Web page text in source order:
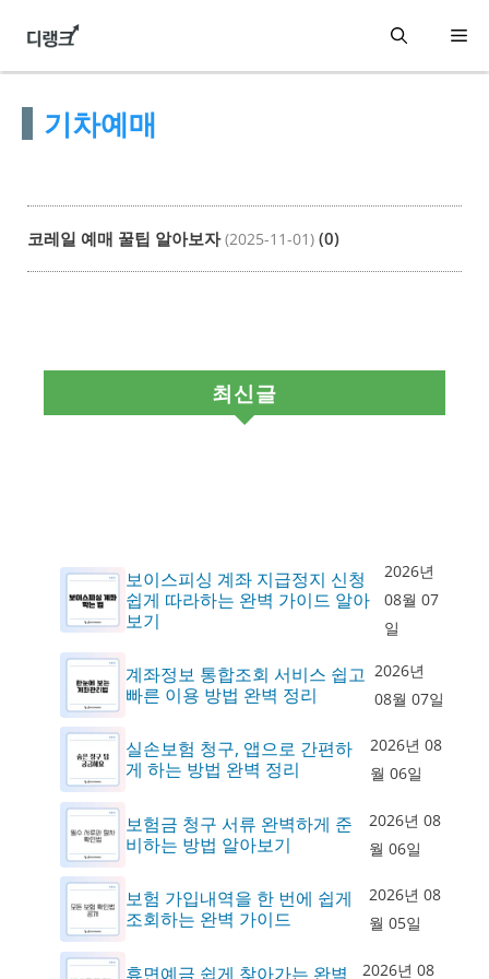
메
기차예매
코레일 예매 꿀팁 알아보자 (2025-11-01) (0)
최신글
보이스피싱 계좌 지급정지 신청
쉽게 따라하는 완벽 가이드 알아
보기
2026년
08월 07
일
계좌정보 통합조회 서비스 쉽고
빠른 이용 방법 완벽 정리
2026년
08월 07일
실손보험 청구, 앱으로 간편하
게 하는 방법 완벽 정리
2026년 08
월 06일
보험금 청구 서류 완벽하게 준
비하는 방법 알아보기
2026년 08
월 06일
보험 가입내역을 한 번에 쉽게
조회하는 완벽 가이드
2026년 08
월 05일
휴면예금 쉽게 찾아가는 완벽 2026년 08